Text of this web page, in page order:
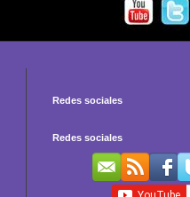
Redes sociales
Redes sociales